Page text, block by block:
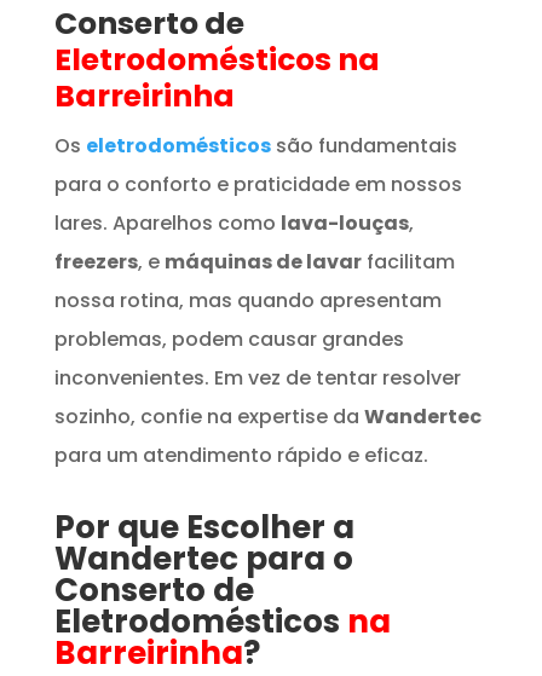
Conserto de
Eletrodomésticos na
Barreirinha
Os eletrodomésticos são fundamentais
para o conforto e praticidade em nossos
lares. Aparelhos como lava-louças,
freezers, e máquinas de lavarfacilitam
nossa rotina, mas quando apresentam
problemas, podem causar grandes
inconvenientes. Em vez de tentar resolver
sozinho, confie na expertise da Wandertec
para um atendimento rápido e eficaz.
Por que Escolher a
Wandertec para o
Conserto de
Eletrodomésticos na
Barreirinha?